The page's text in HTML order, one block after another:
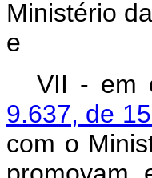
Ministério
e
VII - em
9.637, de
com o